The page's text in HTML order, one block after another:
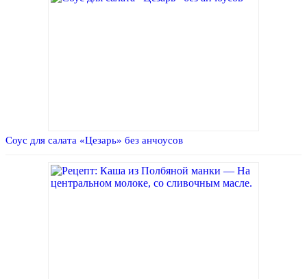
Соус для салата «Цезарь» без анчоусов